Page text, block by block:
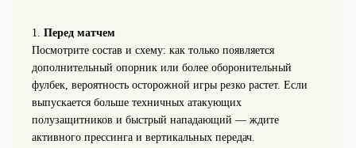
1. Перед матчем
Посмотрите состав и схему: как только появляется
дополнительный опорник или более оборонительный
фулбек, вероятность осторожной игры резко растет. Если
выпускается больше техничных атакующих
полузащитников и быстрый нападающий — ждите
активного прессинга и вертикальных передач.